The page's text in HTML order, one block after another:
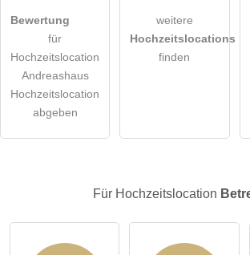
Bewertung
für
Hochzeitslocation
Andreashaus
Hochzeitslocation
abgeben
weitere
Hochzeitslocations
finden
Für Hochzeitslocation